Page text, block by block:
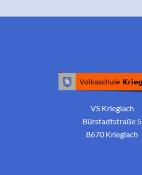
VS Krieglach
Bürstadtstraße 5
8670 Krieglach